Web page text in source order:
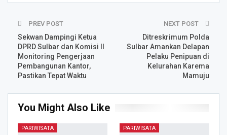
PREV POST
Sekwan Dampingi Ketua
DPRD Sulbar dan Komisi II
Monitoring Pengerjaan
Pembangunan Kantor,
Pastikan Tepat Waktu
NEXT POST
Ditreskrimum Polda
Sulbar Amankan Delapan
Pelaku Penipuan di
Kelurahan Karema
Mamuju
You Might Also Like
PARIWISATA PARIWISATA